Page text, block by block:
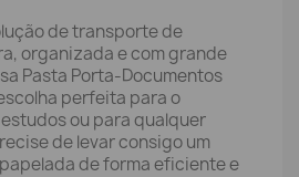
de transporte de
organizada e com grande
Pasta Porta-Documentos
perfeita para o
ou para qualquer
de levar consigo um
de forma eficiente e